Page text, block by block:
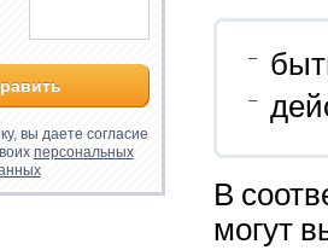
В
могут
вы даете согласие
персональных